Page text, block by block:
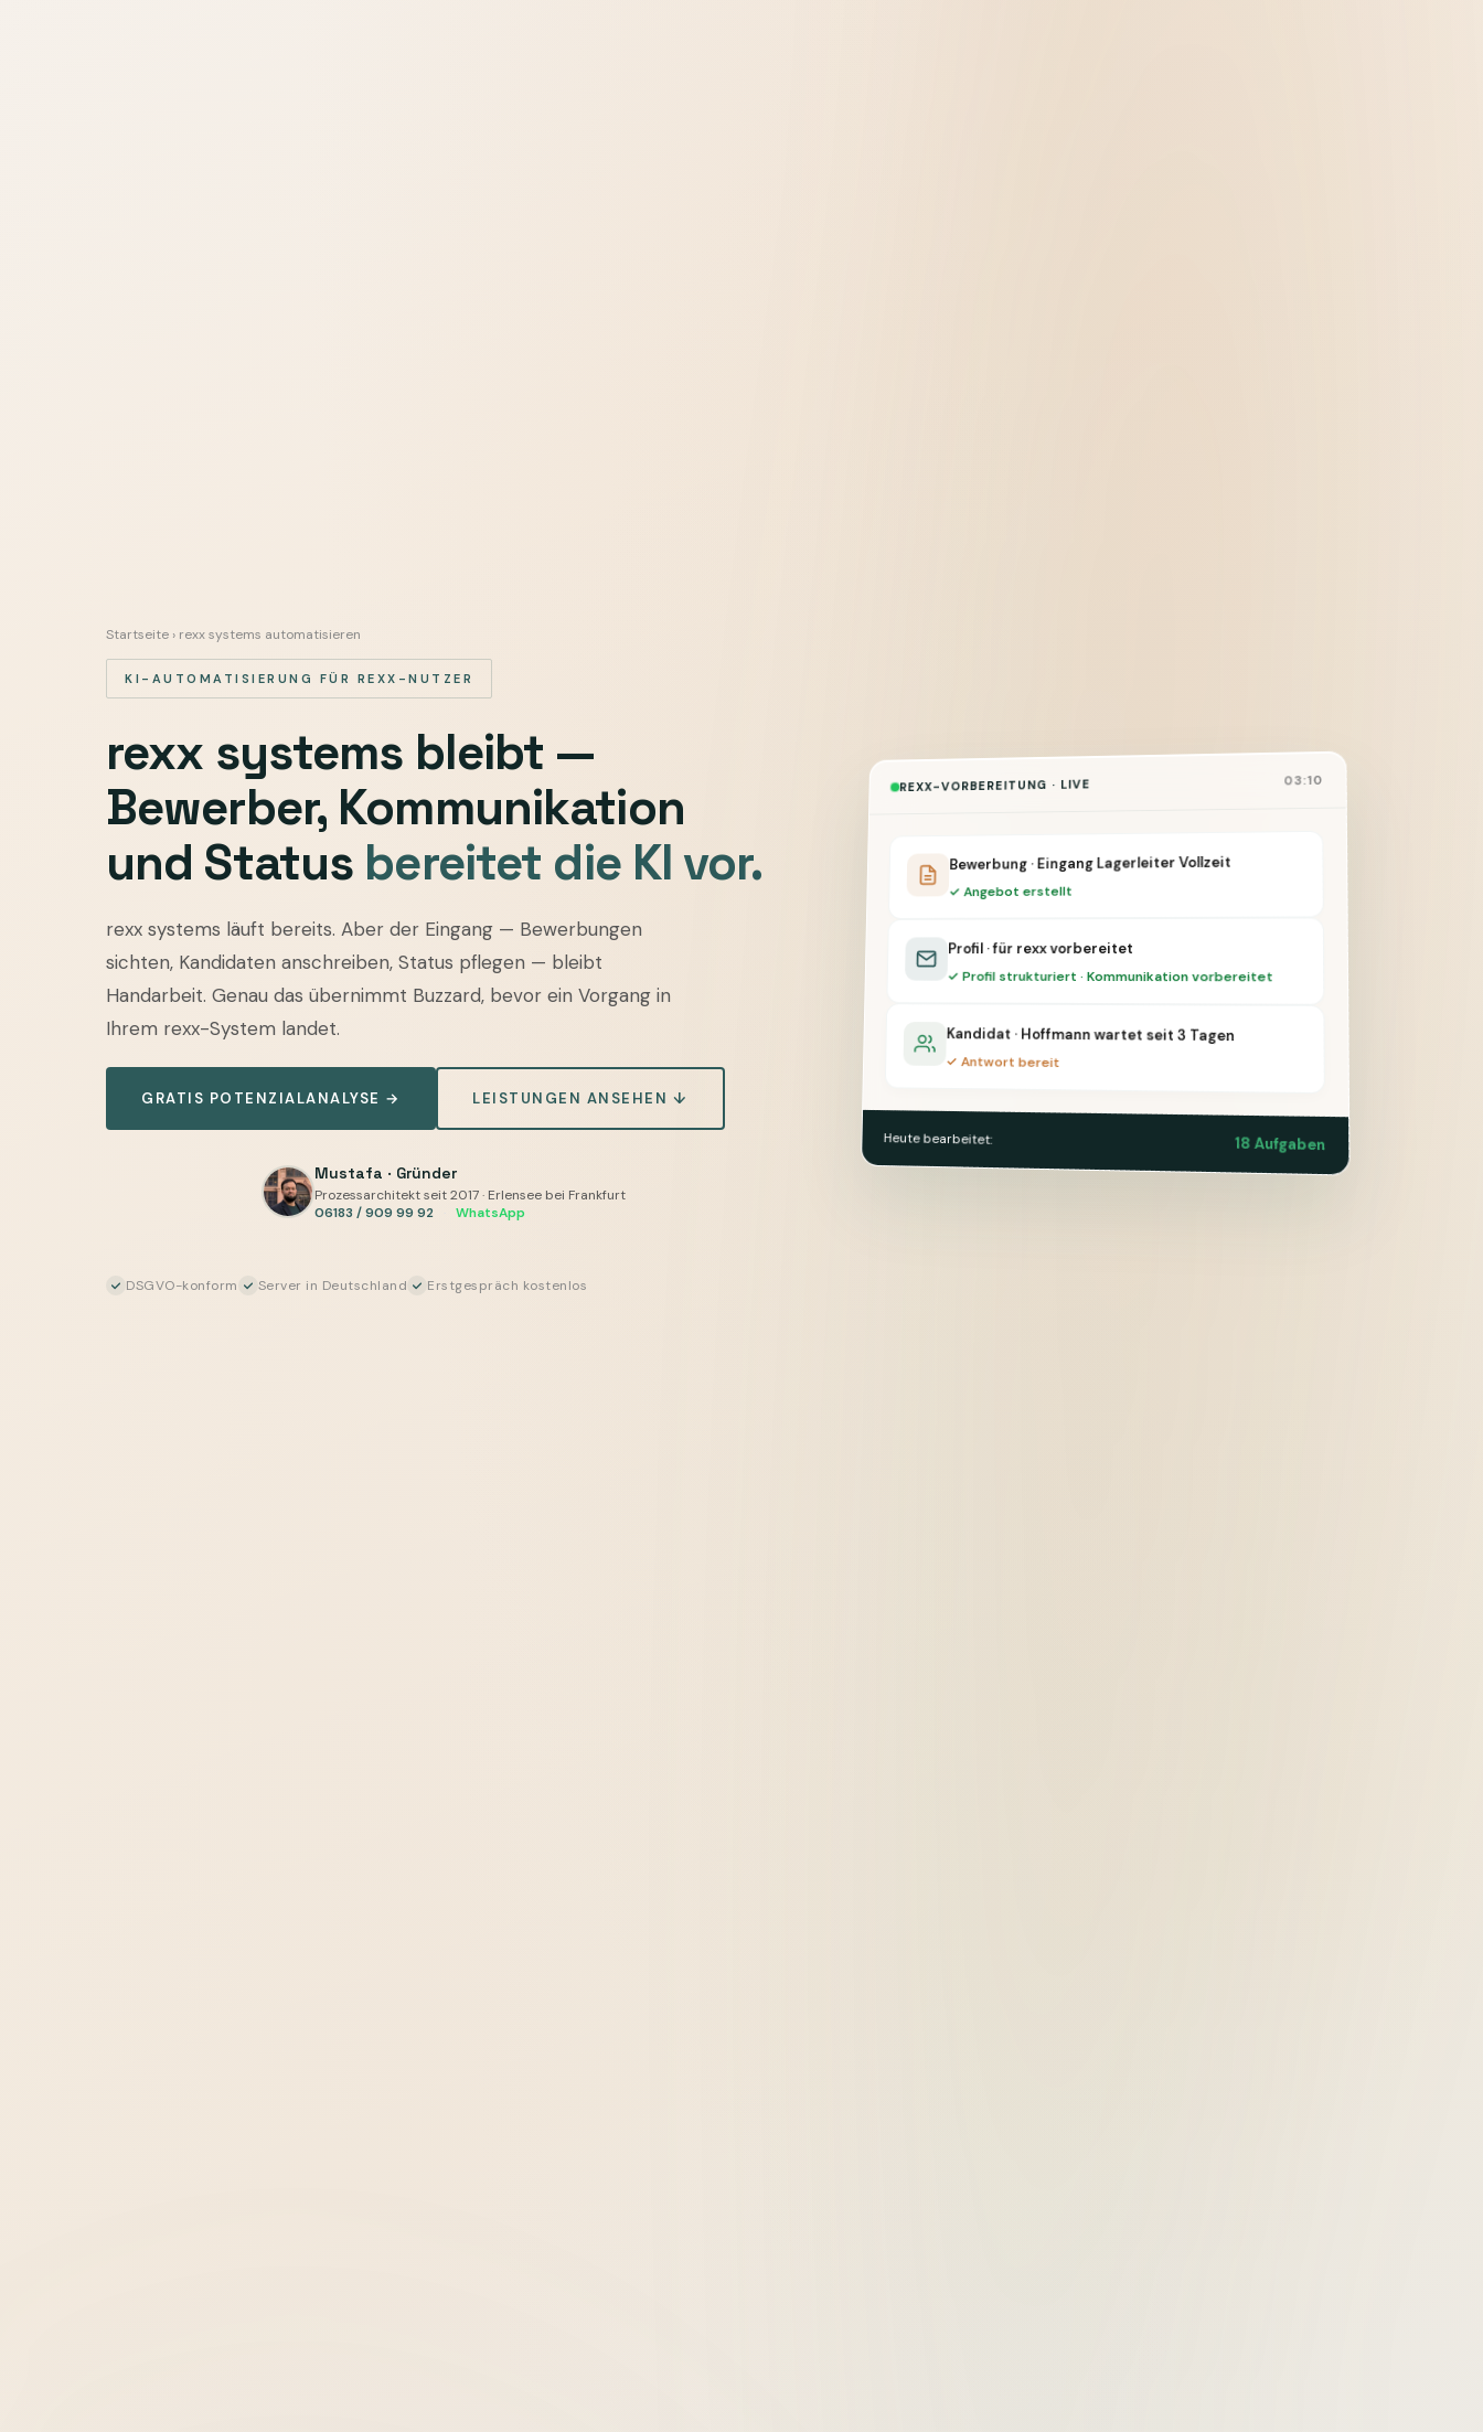
Startseite › rexx systems automatisieren
KI-AUTOMATISIERUNG FÜR REXX-NUTZER
rexx systems bleibt —
Bewerber, Kommunikation
und Status bereitet die KI vor.
rexx
systems
automatisieren
—
Kommunikation,
Dokumente
und
geben
rexx systems läuft bereits. Aber der Eingang — Bewerbungen
sichten, Kandidaten anschreiben, Status pflegen — bleibt
Handarbeit. Genau das übernimmt Buzzard, bevor ein Vorgang in
Ihrem rexx-System landet.
GRATIS POTENZIALANALYSE → LEISTUNGEN ANSEHEN ↓
Mustafa · Gründer
Prozessarchitekt seit 2017 · Erlensee bei Frankfurt
06183 / 909 99 92
WhatsApp
DSGVO-konform Server in Deutschland Erstgespräch kostenlos
REXX-VORBEREITUNG · LIVE 03:10
Bewerbung · Eingang Lagerleiter Vollzeit
✓ Angebot erstellt
Profil · für rexx vorbereitet
✓ Profil strukturiert · Kommunikation vorbereitet
Kandidat · Hoffmann wartet seit 3 Tagen
✓ Antwort bereit
Heute bearbeitet: 18 Aufgaben